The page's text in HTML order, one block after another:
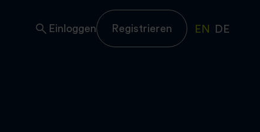
Einloggen Registrieren EN DE